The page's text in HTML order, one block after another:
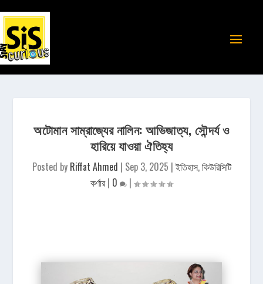
অটোমান সাম্রাজ্যের নালিন: আভিজাত্য, সৌন্দর্য ও
হারিয়ে যাওয়া ঐতিহ্য
Posted by Riffat Ahmed | Sep 3, 2025 |ইতিহাস,কিউরিসিটি
কর্ণার| 0 |